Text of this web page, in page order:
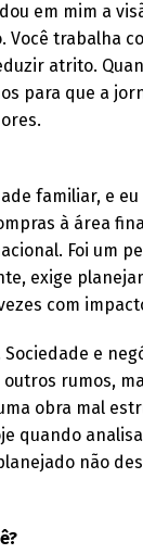
em mim a
trabalha
atrito.
para que a
familiar, e
à área
Foi um
exige
com
e
rumos,
obra mal
quando
não